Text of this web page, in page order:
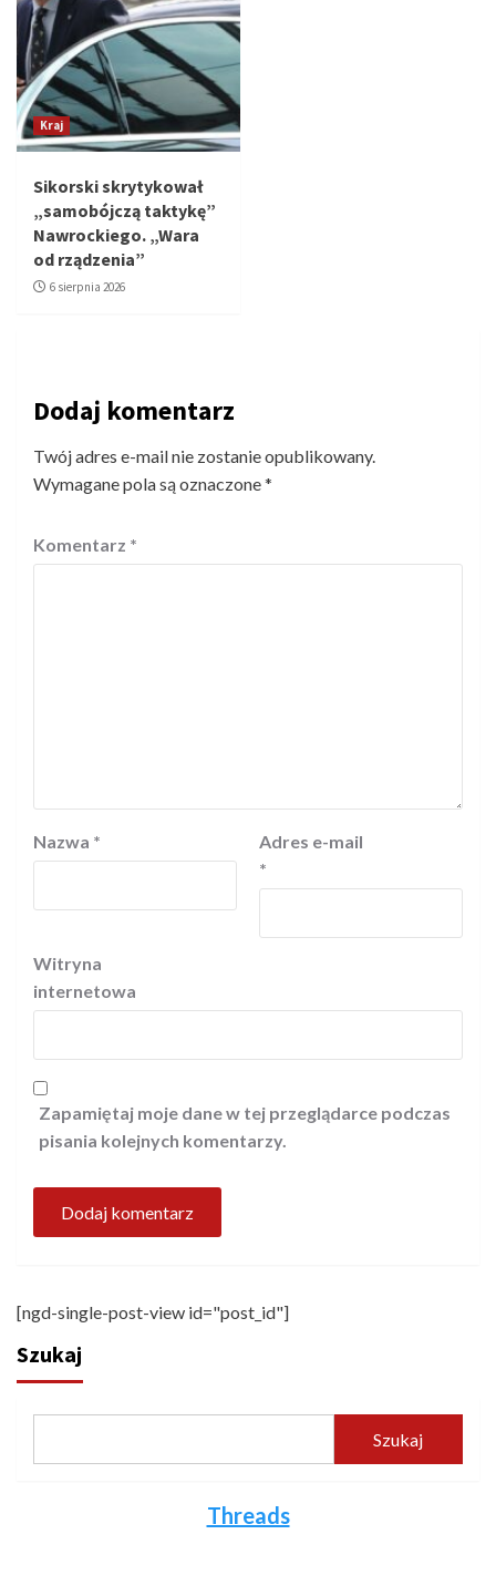
Kraj
Sikorski skrytykował
„samobójczą taktykę”
Nawrockiego. „Wara
od rządzenia”
6 sierpnia 2026
Dodaj komentarz
Twój adres e-mail nie zostanie opublikowany.
Wymagane pola są oznaczone*
Komentarz *
Nazwa *
Adres e-mail
*
Witryna
internetowa
Zapamiętaj moje dane w tej przeglądarce podczas
pisania kolejnych komentarzy.
[ngd-single-post-view id="post_id"]
Szukaj
Szukaj
Threads